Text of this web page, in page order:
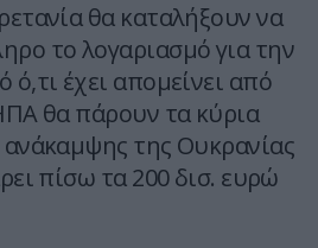
θα καταλήξουν να
το λογαριασμό για την
έχει απομείνει από
θα πάρουν τα κύρια
ανάκαμψης της Ουκρανίας
πίσω τα 200 δισ. ευρώ